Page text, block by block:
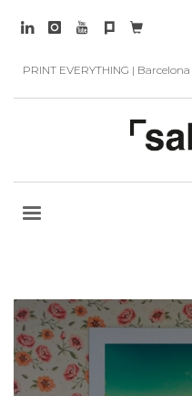
PRINT EVERYTHING | Barcelona